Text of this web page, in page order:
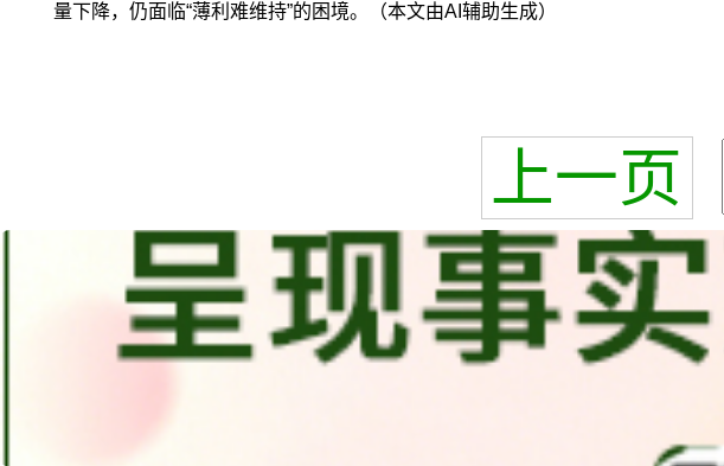
量下降，仍面临“薄利难维持”的困境。（本文由AI辅助生成）
上一页